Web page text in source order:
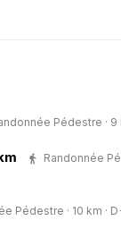
Pédestre · 9
Randonnée
Pédestre · 10 km ·